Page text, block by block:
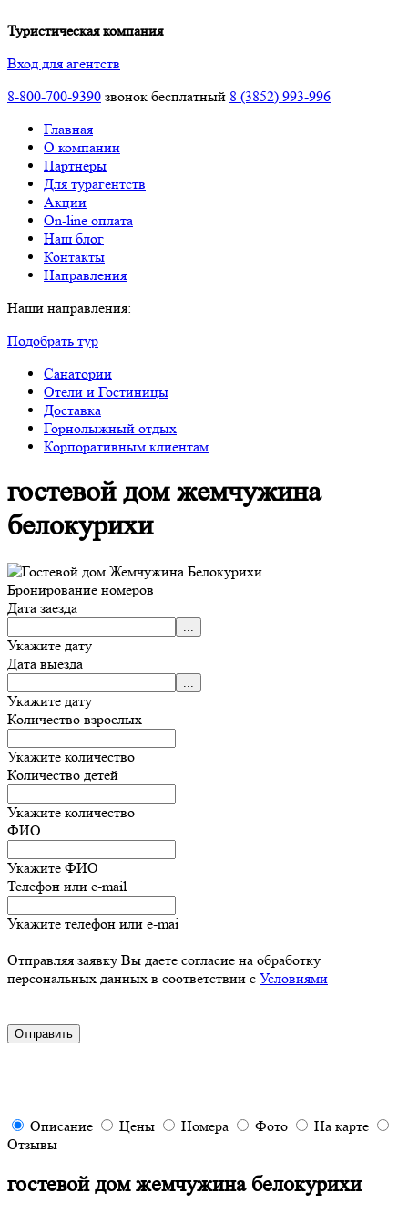
Туристическая компания
Вход для агентств
8-800-700-9390 звонок бесплатный 8 (3852) 993-996
Главная
О компании
Партнеры
Для турагентств
Акции
On-line оплата
Наш блог
Контакты
Направления
Наши направления:
Подобрать тур
Санатории
Отели и Гостиницы
Доставка
Горнолыжный отдых
Корпоративным клиентам
гостевой дом жемчужина
белокурихи
Бронирование номеров
Дата заезда
Укажите дату
Дата выезда
Укажите дату
Количество взрослых
Укажите количество
Количество детей
Укажите количество
ФИО
Укажите ФИО
Телефон или e-mail
Укажите телефон или e-mai
Отправляя заявку Вы даете согласие на обработку
персональных данных в соответствии с Условиями
Описание Цены Номера Фото
На карте
Отзывы
гостевой дом жемчужина белокурихи